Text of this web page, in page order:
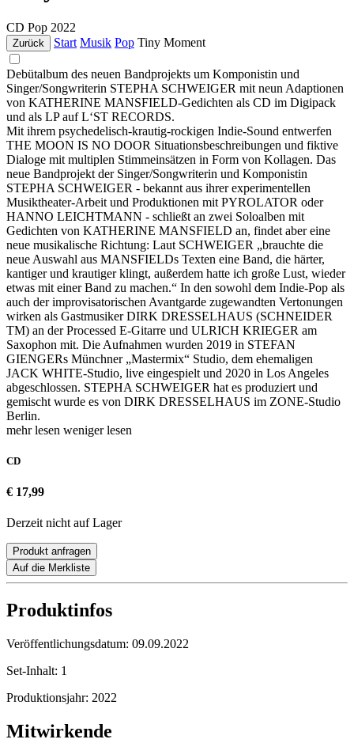
CD Pop 2022
Zurück Start Musik Pop Tiny Moment
Debütalbum des neuen Bandprojekts um Komponistin und
Singer/Songwriterin STEPHA SCHWEIGER mit neun Adaptionen
von KATHERINE MANSFIELD-Gedichten als CD im Digipack
und als LP auf L‘ST RECORDS.
Mit ihrem psychedelisch-krautig-rockigen Indie-Sound entwerfen
THE MOON IS NO DOOR Situationsbeschreibungen und fiktive
Dialoge mit multiplen Stimmeinsätzen in Form von Kollagen. Das
neue Bandprojekt der Singer/Songwriterin und Komponistin
STEPHA SCHWEIGER - bekannt aus ihrer experimentellen
Musiktheater-Arbeit und Produktionen mit PYROLATOR oder
HANNO LEICHTMANN - schließt an zwei Soloalben mit
Gedichten von KATHERINE MANSFIELD an, findet aber eine
neue musikalische Richtung: Laut SCHWEIGER „brauchte die
neue Auswahl aus MANSFIELDs Texten eine Band, die härter,
kantiger und krautiger klingt, außerdem hatte ich große Lust, wieder
etwas mit einer Band zu machen.“ In den sowohl dem Indie-Pop als
auch der improvisatorischen Avantgarde zugewandten Vertonungen
wirken als Gastmusiker DIRK DRESSELHAUS (SCHNEIDER
TM) an der Processed E-Gitarre und ULRICH KRIEGER am
Saxophon mit. Die Aufnahmen wurden 2019 in STEFAN
GIENGERs Münchner „Mastermix“ Studio, dem ehemaligen
JACK WHITE-Studio, live eingespielt und 2020 in Los Angeles
abgeschlossen. STEPHA SCHWEIGER hat es produziert und
gemischt wurde es von DIRK DRESSELHAUS im ZONE-Studio
Berlin.
mehr lesen weniger lesen
CD
€ 17,99
Derzeit nicht auf Lager
Produkt anfragen
Auf die Merkliste
Produktinfos
Veröffentlichungsdatum: 09.09.2022
Set-Inhalt: 1
Produktionsjahr: 2022
Mitwirkende